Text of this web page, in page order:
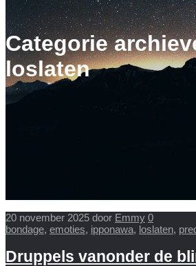
Categorie
loslaten
20 november 2025 door Emmy 0
bondage, emoties, ipponawa, loslaten,
Druppels vanonder de